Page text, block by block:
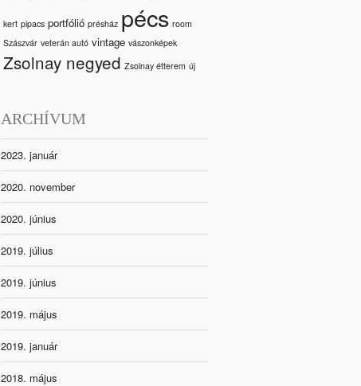
kert pipacs portfólió présház pécs room
Szászvár veterán autó vintage vászonképek
Zsolnay negyed Zsolnay étterem új
ARCHÍVUM
2023. január
2020. november
2020. június
2019. július
2019. június
2019. május
2019. január
2018. május